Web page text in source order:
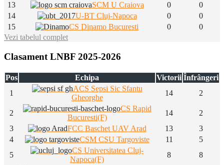
13
SCM U Craiova 0
0
14
U-BT Cluj-Napoca 0
0
15
CS Dinamo Bucuresti 0
0
Vezi tabelul complet
Clasament LNBF 2025-2026
Pos Echipa Victorii Înfrângeri
1
ACS Sepsi Sic Sfantu
Gheorghe
14 2
2
CS Rapid
Bucuresti(F)
14
2
3
FCC Baschet UAV Arad 13
3
4
CSM CSU Targoviste 11
5
5
CS Universitatea Cluj-
Napoca(F)
8
8